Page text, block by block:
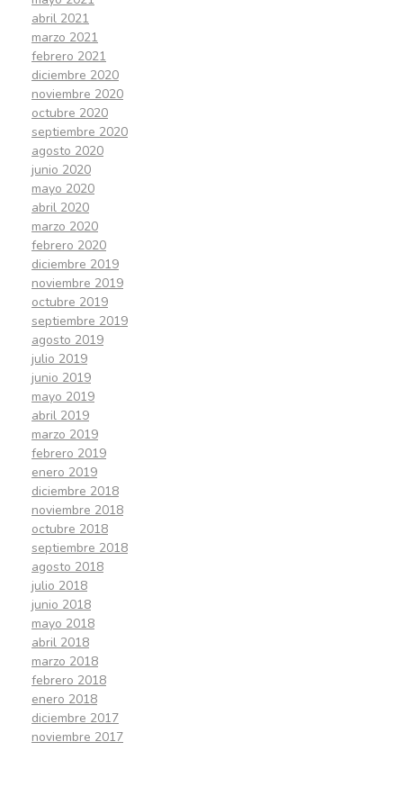
abril 2021
marzo 2021
febrero 2021
diciembre 2020
noviembre 2020
octubre 2020
septiembre 2020
agosto 2020
junio 2020
mayo 2020
abril 2020
marzo 2020
febrero 2020
diciembre 2019
noviembre 2019
octubre 2019
septiembre 2019
agosto 2019
julio 2019
junio 2019
mayo 2019
abril 2019
marzo 2019
febrero 2019
enero 2019
diciembre 2018
noviembre 2018
octubre 2018
septiembre 2018
agosto 2018
julio 2018
junio 2018
mayo 2018
abril 2018
marzo 2018
febrero 2018
enero 2018
diciembre 2017
noviembre 2017